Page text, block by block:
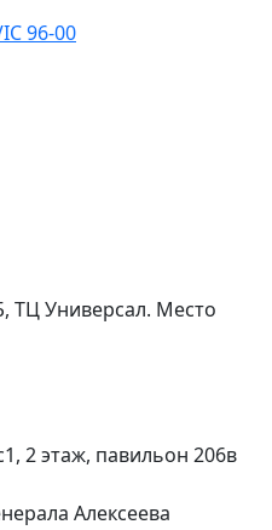
96-00
ТЦ Универсал. Место
2 этаж, павильон 206в
Алексеева